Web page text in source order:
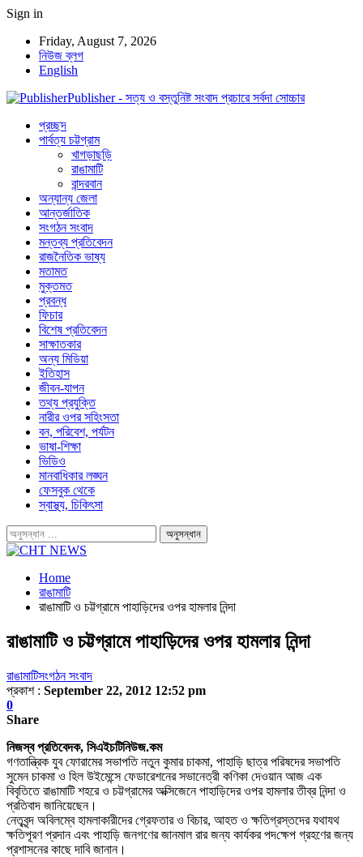
Sign in
Friday, August 7, 2026
নিউজ ব্লগ
English
Publisher - সত্য ও বস্তুনিষ্ট সংবাদ প্রচারে সর্বদা সোচ্চার
প্রচ্ছদ
পার্বত্য চট্টগ্রাম
খাগড়াছড়ি
রাঙামাটি
বান্দরবান
অন্যান্য জেলা
আন্তর্জাতিক
সংগঠন সংবাদ
মন্তব্য প্রতিবেদন
রাজনৈতিক ভাষ্য
মতামত
মুক্তমত
প্রবন্ধ
ফিচার
বিশেষ প্রতিবেদন
সাক্ষাতকার
অন্য মিডিয়া
ইতিহাস
জীবন-যাপন
তথ্য প্রযুক্তি
নারীর ওপর সহিংসতা
বন, পরিবেশ, পর্যটন
ভাষা-শিক্ষা
ভিডিও
মানবাধিকার লঙ্ঘন
ফেসবুক থেকে
স্বাস্থ্য, চিকিৎসা
Home
রাঙামাটি
রাঙামাটি ও চট্টগ্রামে পাহাড়িদের ওপর হামলার নিন্দা
রাঙামাটি ও চট্টগ্রামে পাহাড়িদের ওপর হামলার নিন্দা
রাঙামাটিসংগঠন সংবাদ
প্রকাশ : September 22, 2012 12:52 pm
0
Share
নিজস্ব প্রতিবেদক, সিএইচটিনিউজ.কম
গণতান্ত্রিক যুব ফোরামের সভাপতি নতুন কুমার চাকমা, পাহাড়ি ছাত্র পরিষদের সভাপতি
সুমেন চাকমা ও হিল উইমেন্সে ফেডারেশনের সভানেত্রী কণিকা দেওয়ান আজ এক
বিবৃতিতে রাঙামাটি শহরে ও চট্টগ্রামের অক্সিজেনে পাহাড়িদের ওপর হামলার তীব্র নিন্দা ও
প্রতিবাদ জানিয়েছেন।
নেতৃবৃন্দ অবিলম্বে হামলাকারীদের গ্রেফতার ও বিচার, আহত ওক্ষতিগ্রস্তদের যথাযথ
ক্ষতিপূরণ প্রদান এবং পাহাড়ি জনগণের জানমাল রার জন্য কার্যকর পদক্ষেপ গ্রহণের জন্য
প্রশাসনের কাছে দাবি জানান।